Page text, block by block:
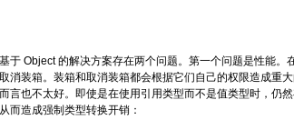
于 Object 的解决方案存在两个问题。第一个问题是性能
消装箱。装箱和取消装箱都会根据它们自己的权限造成重
言也不太好。即使是在使用引用类型而不是值类型时，仍
而造成强制类型转换开销：